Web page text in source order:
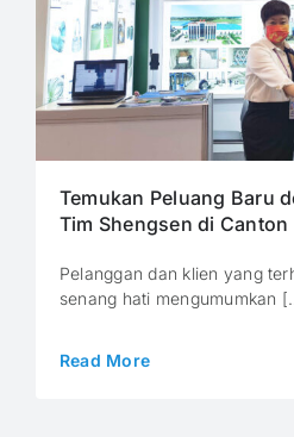
Temukan Peluang Baru
Tim Shengsen di
Pelanggan dan klien yang
senang hati mengumumkan
Read More